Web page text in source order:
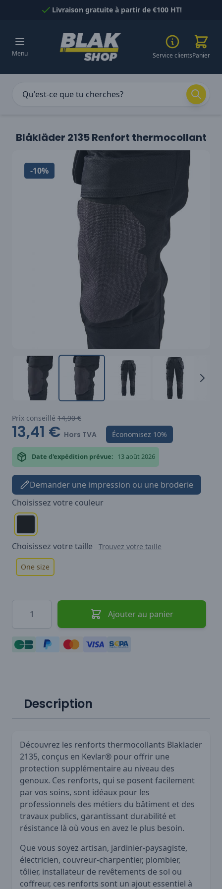
Passer au contenuLivraison gratuite à partir de €100 HT!
Menu Service clientsPanier
Blåkläder 2135 Renfort thermocollant
-10%
Prix conseillé 14,90 €
13,41 € Hors TVA Économisez 10%
Date d'expédition prévue: 13 août 2026
Demander une impression ou une broderie
Choisissez votre couleur
Choisissez votre taille Trouvez votre taille
One size
Ajouter au panier
Description
Découvrez les renforts thermocollants Blaklader
2135, conçus en Kevlar® pour offrir une
protection supplémentaire au niveau des
genoux. Ces renforts, qui se posent facilement
par vos soins, sont idéaux pour les
professionnels des métiers du bâtiment et des
travaux publics, garantissant durabilité et
résistance là où vous en avez le plus besoin.
Que vous soyez artisan, jardinier-paysagiste,
électricien, couvreur-charpentier, plombier,
tôlier, installateur de revêtements de sol ou
coffreur, ces renforts sont un ajout essentiel à